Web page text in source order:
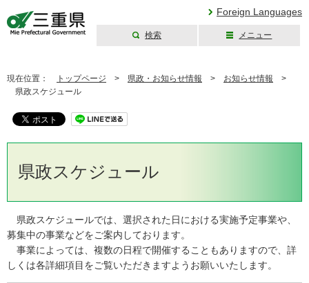
Foreign Languages
検索 メニュー
現在位置： トップページ > 県政・お知らせ情報 > お知らせ情報 >
県政スケジュール
県政スケジュール
県政スケジュールでは、選択された日における実施予定事業や、
募集中の事業などをご案内しております。
事業によっては、複数の日程で開催することもありますので、詳
しくは各詳細項目をご覧いただきますようお願いいたします。